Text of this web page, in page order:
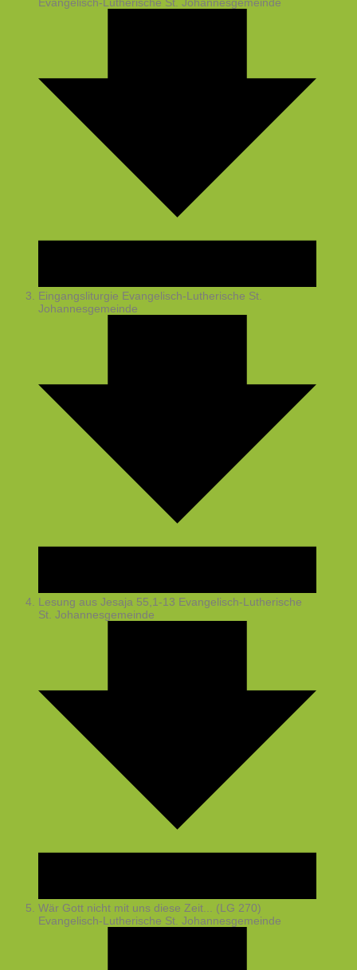
Evangelisch-Lutherische St. Johannesgemeinde
Eingangsliturgie Evangelisch-Lutherische St.
Johannesgemeinde
Lesung aus Jesaja 55,1-13 Evangelisch-Lutherische
St. Johannesgemeinde
Wär Gott nicht mit uns diese Zeit... (LG 270)
Evangelisch-Lutherische St. Johannesgemeinde